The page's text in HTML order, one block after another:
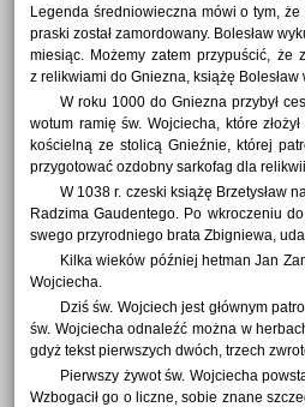
Legenda średniowieczna mówi o tym,
praski został zamordowany. Bolesław
miesiąc. Możemy zatem przypuścić, że
z relikwiami do Gniezna, książę
W roku 1000 do Gniezna przybył
wotum ramię św. Wojciecha, które
kościelną ze stolicą Gnieźnie, której
przygotować ozdobny sarkofag dla
W 1038 r. czeski książę Brzetysław
Radzima Gaudentego. Po wkroczeniu
swego przyrodniego brata Zbigniewa,
Kilka wieków później hetman Jan
Wojciecha.
Dziś św. Wojciech jest głównym
św. Wojciecha odnaleźć można w
gdyż tekst pierwszych dwóch, trzech
Pierwszy żywot św. Wojciecha
Wzbogacił go o liczne, sobie znane